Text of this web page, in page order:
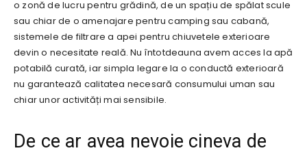
o zonă de lucru pentru grădină, de un spațiu de spălat scule
sau chiar de o amenajare pentru camping sau cabană,
sistemele de filtrare a apei pentru chiuvetele exterioare
devin o necesitate reală. Nu întotdeauna avem acces la apă
potabilă curată, iar simpla legare la o conductă exterioară
nu garantează calitatea necesară consumului uman sau
chiar unor activități mai sensibile.
De ce ar avea nevoie cineva de